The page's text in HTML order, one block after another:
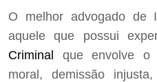
O melhor advogado de
aquele que possui
Criminal que envolve o
moral, demissão